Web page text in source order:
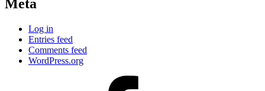
Meta
Log in
Entries feed
Comments feed
WordPress.org